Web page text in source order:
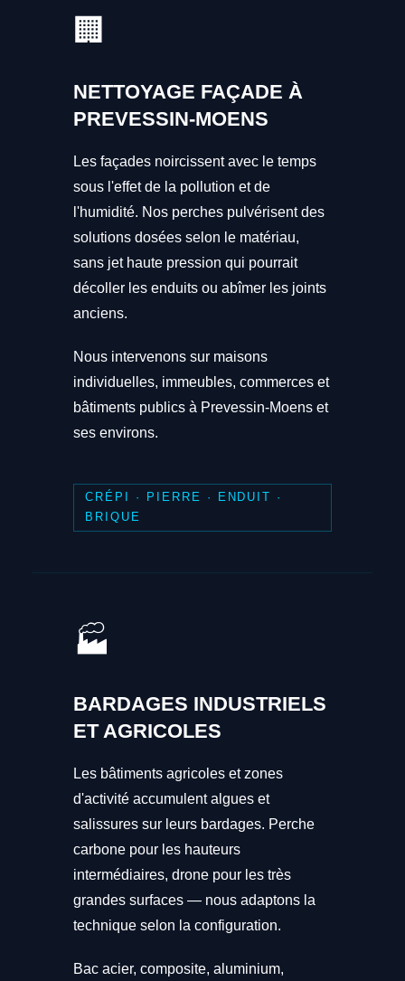
🏢
NETTOYAGE FAÇADE À
PREVESSIN-MOENS
Les façades noircissent avec le temps
sous l'effet de la pollution et de
l'humidité. Nos perches pulvérisent des
solutions dosées selon le matériau,
sans jet haute pression qui pourrait
décoller les enduits ou abîmer les joints
anciens.
Nous intervenons sur maisons
individuelles, immeubles, commerces et
bâtiments publics à Prevessin-Moens et
ses environs.
CRÉPI · PIERRE · ENDUIT ·
BRIQUE
🏭
BARDAGES INDUSTRIELS
ET AGRICOLES
Les bâtiments agricoles et zones
d'activité accumulent algues et
salissures sur leurs bardages. Perche
carbone pour les hauteurs
intermédiaires, drone pour les très
grandes surfaces — nous adaptons la
technique selon la configuration.
Bac acier, composite, aluminium,